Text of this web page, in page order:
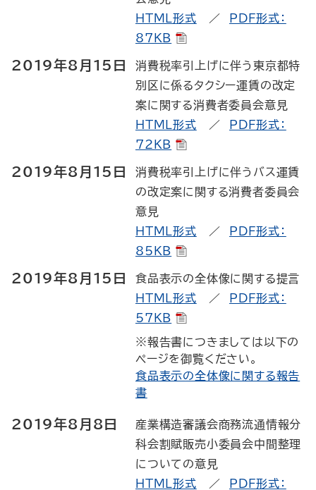
HTML形式 ／
PDF形式：
87KB
2019年8月15日
消費税率引上げに伴う東京都特
別区に係るタクシー運賃の改定
案に関する消費者委員会意見
HTML形式 ／
PDF形式：
72KB
2019年8月15日
消費税率引上げに伴うバス運賃
の改定案に関する消費者委員会
意見
HTML形式 ／
PDF形式：
85KB
2019年8月15日
食品表示の全体像に関する提言
HTML形式 ／
PDF形式：
57KB
※報告書につきましては以下の
ページを御覧ください。
食品表示の全体像に関する報告
書
2019年8月8日
産業構造審議会商務流通情報分
科会割賦販売小委員会中間整理
についての意見
HTML形式 ／
PDF形式：